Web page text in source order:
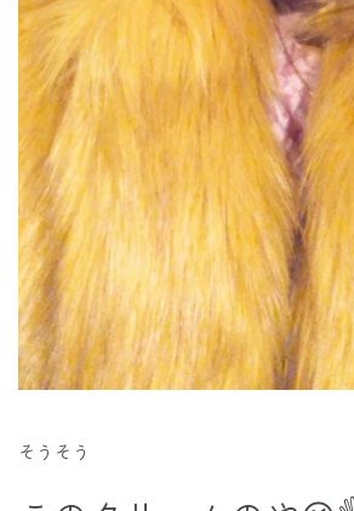
そうそう